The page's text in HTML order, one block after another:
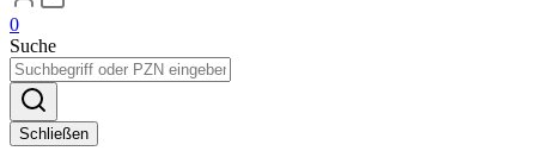
0
Suche
Schließen